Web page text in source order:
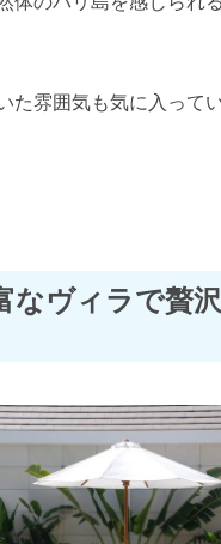
た雰囲気も気に入ってい
ヴィラで贅